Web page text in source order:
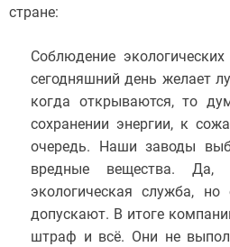
стране:
Соблюдение
сегодняшний день желает
когда открываются, то
сохранении энергии, к
очередь. Наши заводы
вредные вещества.
экологическая служба,
допускают. В итоге
штраф и всё. Они не